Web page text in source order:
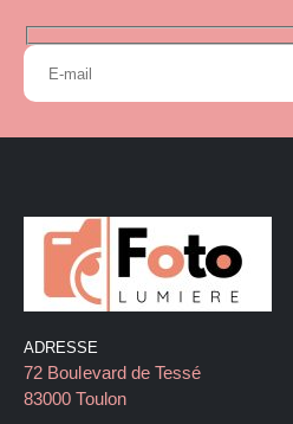
ADRESSE
72 Boulevard de Tessé
83000 Toulon